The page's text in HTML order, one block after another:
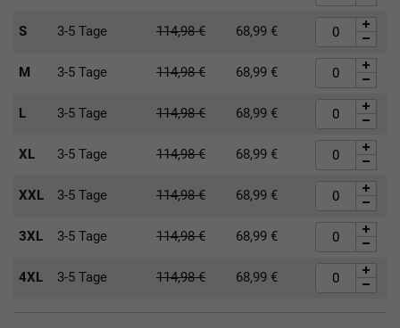
S 3-5 Tage 114,98€ 68,99 €
M 3-5 Tage 114,98€ 68,99 €
L 3-5 Tage 114,98€ 68,99 €
XL 3-5 Tage 114,98€ 68,99 €
XXL 3-5 Tage 114,98€ 68,99 €
3XL 3-5 Tage 114,98€ 68,99 €
4XL 3-5 Tage 114,98€ 68,99 €